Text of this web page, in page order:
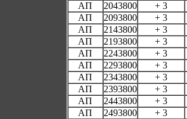
АП
2043800
+ 3
АП
2093800
+ 3
АП
2143800
+ 3
АП
2193800
+ 3
АП
2243800
+ 3
АП
2293800
+ 3
АП
2343800
+ 3
АП
2393800
+ 3
АП
2443800
+ 3
АП
2493800
+ 3